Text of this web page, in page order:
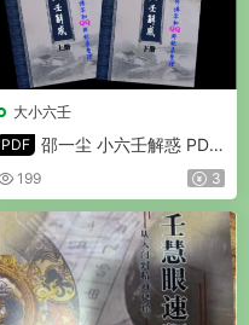
大小六壬
PDF 邵一尘 小六壬解惑 PDF
678页
199 3